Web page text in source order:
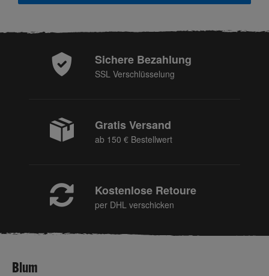
Sichere Bezahlung
SSL Verschlüsselung
Gratis Versand
ab 150 € Bestellwert
Kostenlose Retoure
per DHL verschicken
Blum